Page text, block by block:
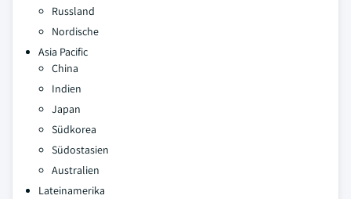
Russland
Nordische
Asia Pacific
China
Indien
Japan
Südkorea
Südostasien
Australien
Lateinamerika